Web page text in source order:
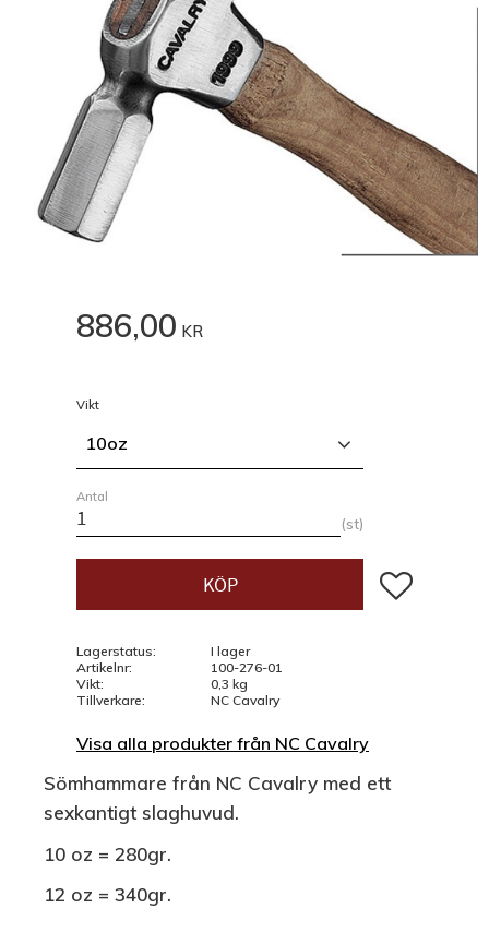
886,00 KR
Vikt
10oz
Antal
st
KÖP Lägg till i
Lagerstatus
I lager
Artikelnr
100-276-01
Vikt
0,3 kg
Tillverkare
NC Cavalry
Visa alla produkter från NC Cavalry
Sömhammare från NC Cavalry med ett
sexkantigt slaghuvud.
10 oz = 280gr.
12 oz = 340gr.